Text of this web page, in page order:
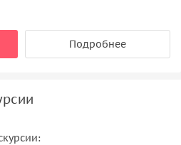
Подробнее